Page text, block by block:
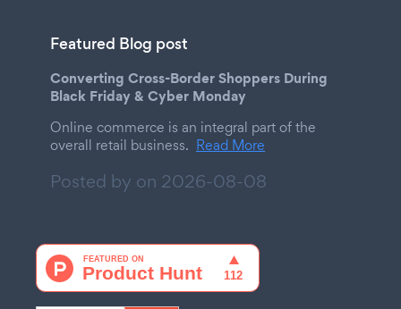
Featured Blog post
Converting Cross-Border Shoppers During
Black Friday & Cyber Monday
Online commerce is an integral part of the
overall retail business. Read More
Posted by on 2026-08-08